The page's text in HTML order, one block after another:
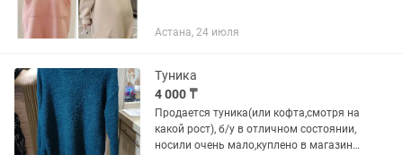
Астана, 24 июля
Туника
4 000 ₸
Продается туника(или кофта,смотря на
какой рост), б/у в отличном состоянии,
носили очень мало,куплено в магазине